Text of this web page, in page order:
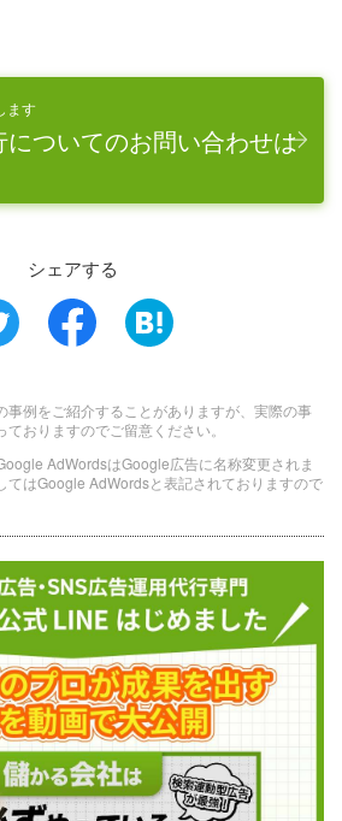
ます
ついてのお問い合わせは
シェアする
事例をご紹介することがありますが、実際の事
おりますのでご留意ください。
AdWordsはGoogle広告に名称変更されま
てはGoogle AdWordsと表記されておりますので